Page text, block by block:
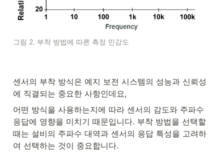
그림 2. 부착 방법에 따른 측정 민감도
센서의 부착 방식은 예지 보전 시스템의 성능과 신뢰성
에 직결되는 중요한 사항인데요,
어떤 방식을 사용하는지에 따라 센서의 감도와 주파수
응답에 영향을 미치기 때문입니다. 부착 방법을 선택할
때는 설비의 주파수 대역과 센서의 응답 특성을 고려하
여 선택하는 것이 중요합니다.